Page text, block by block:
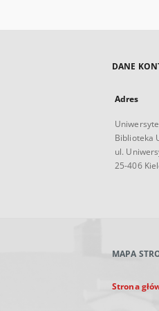
DANE
Adres
Biblioteka
ul.
25-406
MAPA
Strona